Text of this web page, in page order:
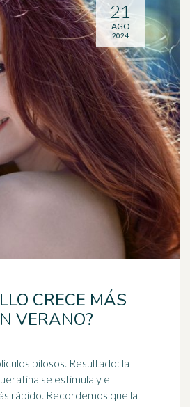
CRECE MÁS
VERANO?
pilosos. Resultado: la
se estimula y el
rápido. Recordemos que la
21
AGO
2024